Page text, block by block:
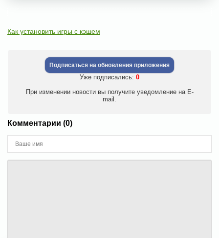
Как установить игры с кэшем
Подписаться на обновления приложения
Уже подписались: 0
При изменении новости вы получите уведомление на E-
mail.
Комментарии (0)